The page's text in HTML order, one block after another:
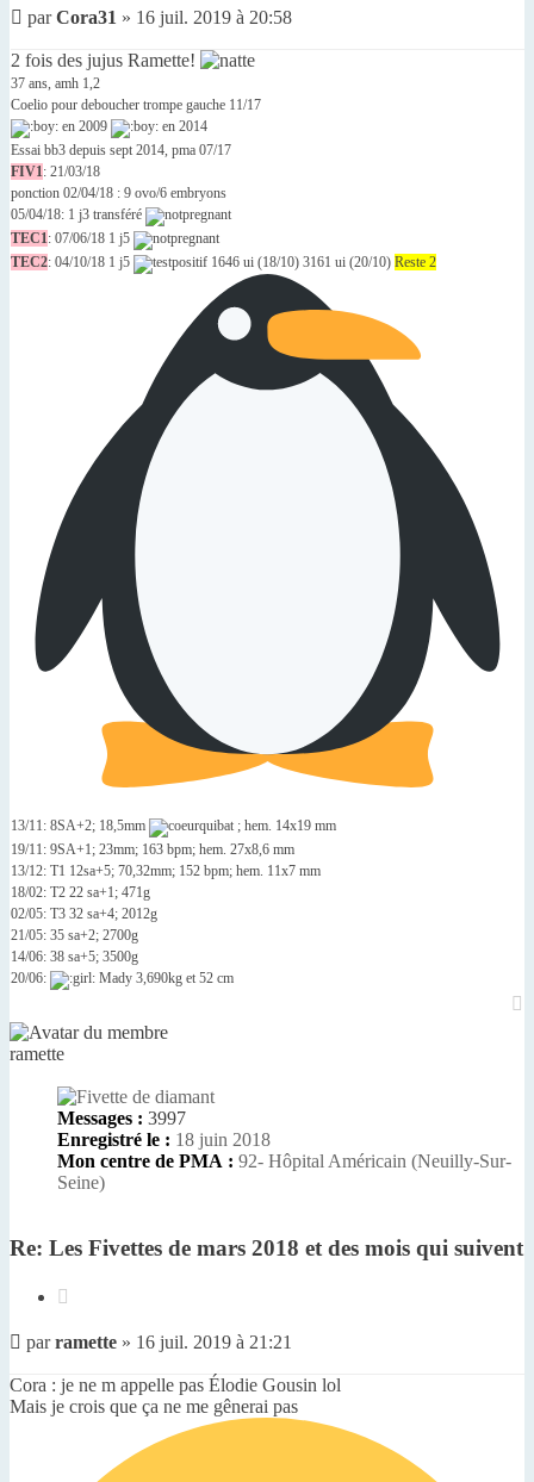
Message
non
lu
parCora31 » 16 juil. 2019 à 20:58
2 fois des jujus Ramette!
37 ans, amh 1,2
Coelio pour deboucher trompe gauche 11/17
en 2009
en 2014
Essai bb3 depuis sept 2014, pma 07/17
FIV1: 21/03/18
ponction 02/04/18 : 9 ovo/6 embryons
05/04/18: 1 j3 transféré
TEC1: 07/06/18 1 j5
TEC2: 04/10/18 1 j5 1646 ui (18/10) 3161 ui (20/10) Reste 2
13/11: 8SA+2; 18,5mm
; hem. 14x19 mm
19/11: 9SA+1; 23mm; 163 bpm; hem. 27x8,6 mm
13/12: T1 12sa+5; 70,32mm; 152 bpm; hem. 11x7 mm
18/02: T2 22 sa+1; 471g
02/05: T3 32 sa+4; 2012g
21/05: 35 sa+2; 2700g
14/06: 38 sa+5; 3500g
20/06:
Mady 3,690kg et 52 cm
ramette
Messages : 3997
Enregistré le : 18 juin 2018
Mon centre de PMA : 92- Hôpital Américain (Neuilly-Sur-
Seine)
Re: Les Fivettes de mars 2018 et des mois qui suivent
Message
non
lu
parramette » 16 juil. 2019 à 21:21
Cora : je ne m appelle pas Élodie Gousin lol
Mais je crois que ça ne me gênerai pas